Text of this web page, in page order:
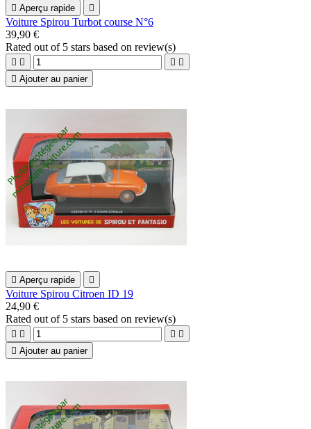
 Aperçu rapide 
Voiture Spirou Turbot course N°6
39,90 €
Rated out of 5 stars based on review(s)
   
 Ajouter au panier
 Aperçu rapide 
Voiture Spirou Citroen ID 19
24,90 €
Rated out of 5 stars based on review(s)
   
 Ajouter au panier